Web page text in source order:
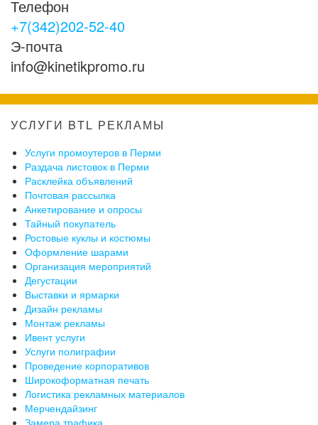
Телефон
+7(342)202-52-40
Э-почта
info@kinetikpromo.ru
УСЛУГИ BTL РЕКЛАМЫ
Услуги промоутеров в Перми
Раздача листовок в Перми
Расклейка объявлений
Почтовая рассылка
Анкетирование и опросы
Тайный покупатель
Ростовые куклы и костюмы
Оформление шарами
Организация мероприятий
Дегустации
Выставки и ярмарки
Дизайн рекламы
Монтаж рекламы
Ивент услуги
Услуги полиграфии
Проведение корпоративов
Широкоформатная печать
Логистика рекламных материалов
Мерчендайзинг
Замера трафика